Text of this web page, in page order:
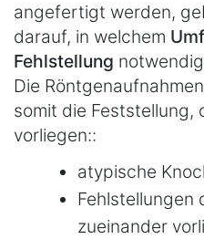
angefertigt werden,
darauf, in welchem
Fehlstellung
Die
somit die Feststellung,
vorliegen::
atypische
Fehlstellungen
zueinander